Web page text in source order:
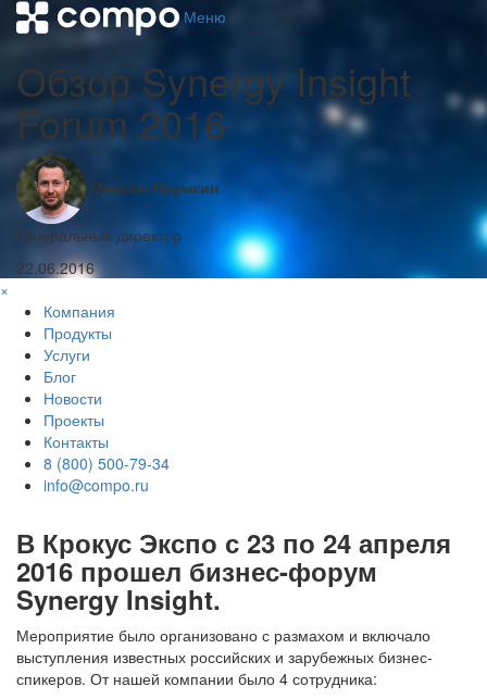
Меню
Обзор Synergy Insight
Forum 2016
Максим Наумкин
Генеральный директор
22.06.2016
×
Компания
Продукты
Услуги
Блог
Новости
Проекты
Контакты
8 (800) 500-79-34
info@compo.ru
В Крокус Экспо с 23 по 24 апреля
2016 прошел бизнес-форум
Synergy Insight.
Мероприятие было организовано с размахом и включало
выступления известных российских и зарубежных бизнес-
спикеров. От нашей компании было 4 сотрудника: